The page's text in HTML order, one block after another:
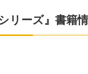
リーズ』書籍